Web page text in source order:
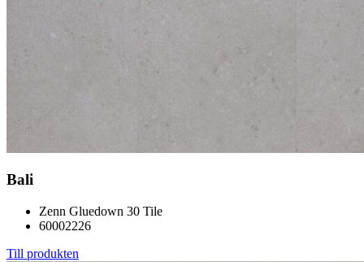
Bali
Zenn Gluedown 30 Tile
60002226
Till produkten